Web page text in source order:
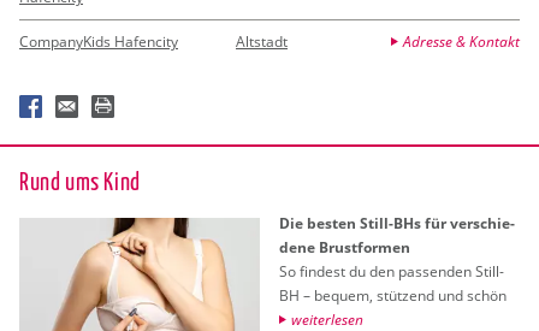
CompanyKids Hafencity Altstadt Adresse & Kontakt
Rund ums Kind
Die bes­ten Still-BHs für ver­schie­
de­ne Brust­for­men
So fin­dest du den pas­sen­den Still-
BH – be­quem, stüt­zend und schön
wei­ter­le­sen